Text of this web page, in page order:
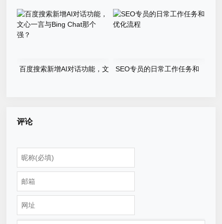
百度搜索新增AI对话功能，文
SEO专员的日常工作任务和
评论